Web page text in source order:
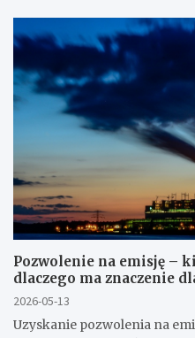
Pozwolenie na emisję –
dlaczego ma znaczenie
2026-05-13
Uzyskanie pozwolenia na